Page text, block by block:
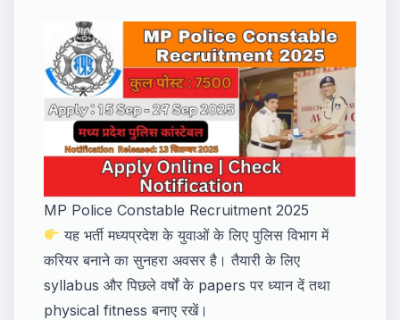
Arunachal Pradesh
Uniformed Services
Recruitment
MP Police Constable Recruitment 2025
यह भर्ती मध्यप्रदेश के युवाओं के लिए पुलिस विभाग में
करियर बनाने का सुनहरा अवसर है। तैयारी के लिए
syllabus और पिछले वर्षों के papers पर ध्यान दें तथा
physical fitness बनाए रखें।